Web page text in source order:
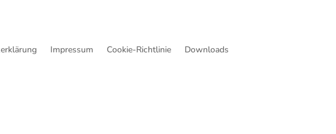
Impressum Cookie-Richtlinie Downloads